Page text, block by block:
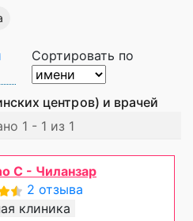
Сортировать по
центров) и врачей
1 - 1 из 1
C - Чиланзар
2 отзыва
клиника